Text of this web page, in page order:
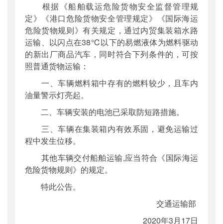
公开日期：2020年03月23日
主题词： 内贸集装箱;水路运输;商品汽车;安全
运输
机构分类：海事局
主题分类：安全质量
公文类型：部公告通告
根据《船舶载运危险货物安全监督管理规
定》《港口危险货物安全管理规定》《国际海运
危险货物规则》有关规定，通过内贸集装箱水路
运输、以闪点在38℃以下的易燃液体为燃料驱动
的新出厂商品汽车，同时符合下列条件的，可按
照普通货物运输：
一、车辆燃料箱中存有的燃料较少，且车内
油量警示灯亮起。
二、车辆安装的电池已采取防短路措施。
三、车辆在集装箱内有效系固，避免运输过
程中发生位移。
其他车辆交付船舶运输,应当符合《国际海运
危险货物规则》的规定。
特此公告。
交通运输部
2020年3月17日